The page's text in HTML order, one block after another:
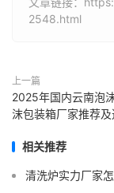
2548.html
上一篇
2025年国内云南泡
沫包装箱厂家推荐
相关推荐
清洗炉实力厂家